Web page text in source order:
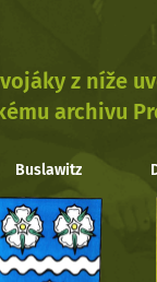
z níže
archivu
Buslawitz